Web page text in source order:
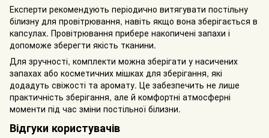
Експерти рекомендують періодично витягувати постільну
білизну для провітрювання, навіть якщо вона зберігається в
капсулах. Провітрювання прибере накопичені запахи і
допоможе зберегти якість тканини.
Для зручності, комплекти можна зберігати у насичених
запахах або косметичних мішках для зберігання, які
додадуть свіжості та аромату. Це забезпечить не лише
практичність зберігання, але й комфортні атмосферні
моменти під час зміни постільної білизни.
Відгуки користувачів